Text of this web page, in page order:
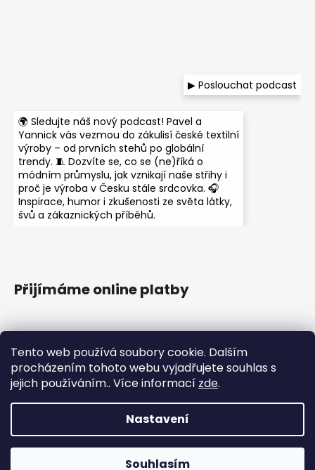
Tento web používá soubory cookie. Dalším
procházením tohoto webu vyjadřujete souhlas s
jejich používáním.. Více informací zde.
Nastavení
Souhlasím
🌍 Sledujte náš nový podcast! Pavel a
Yannick vás vezmou do zákulisí české textilní
výroby – od prvních stehů po globální
trendy. 🧵 Dozvíte se, co se (ne)říká o
módním průmyslu, jak vznikají naše střihy i
proč je výroba v Česku stále srdcovka. 🎧
Inspirace, humor i zkušenosti ze světa látky,
švů a zákaznických příběhů.
▶ Poslouchat podcast
Přijímáme online platby
Instagram
Copyright 2026HezkyZadek.cz. Všechna práva
vyhrazena.